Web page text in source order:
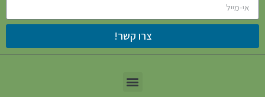
צרו קשר!